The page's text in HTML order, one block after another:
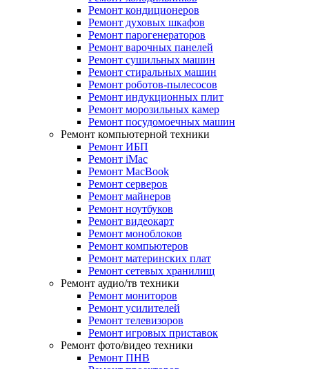
Ремонт кондиционеров
Ремонт духовых шкафов
Ремонт парогенераторов
Ремонт варочных панелей
Ремонт сушильных машин
Ремонт стиральных машин
Ремонт роботов-пылесосов
Ремонт индукционных плит
Ремонт морозильных камер
Ремонт посудомоечных машин
Ремонт компьютерной техники
Ремонт ИБП
Ремонт iMac
Ремонт MacBook
Ремонт серверов
Ремонт майнеров
Ремонт ноутбуков
Ремонт видеокарт
Ремонт моноблоков
Ремонт компьютеров
Ремонт материнских плат
Ремонт сетевых хранилищ
Ремонт аудио/тв техники
Ремонт мониторов
Ремонт усилителей
Ремонт телевизоров
Ремонт игровых приставок
Ремонт фото/видео техники
Ремонт ПНВ